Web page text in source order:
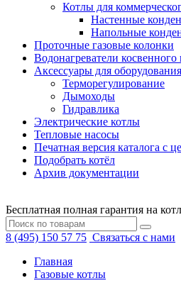
Котлы для
Настенные
Напольные
Проточные газовые колонки
Водонагреватели косвенного
Аксессуары для оборудования
Терморегулирование
Дымоходы
Гидравлика
Электрические котлы
Тепловые насосы
Печатная версия каталога с
Подобрать котёл
Архив документации
Бесплатная полная гарантия на
8 (495) 150 57 75 Связаться с нами
Главная
Газовые котлы